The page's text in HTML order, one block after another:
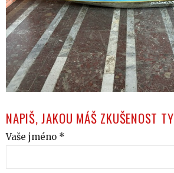
NAPIŠ, JAKOU MÁŠ ZKUŠENOST TY
Vaše jméno *